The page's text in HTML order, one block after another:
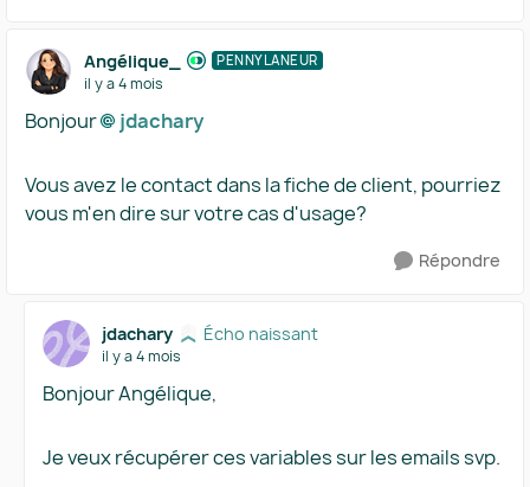
Angélique_ PENNYLANEUR
il y a 4 mois
Bonjour jdachary​
Vous avez le contact dans la fiche de client, pourriez
vous m'en dire sur votre cas d'usage?
Répondre
jdachary Écho naissant
il y a 4 mois
Bonjour Angélique,
Je veux récupérer ces variables sur les emails svp.